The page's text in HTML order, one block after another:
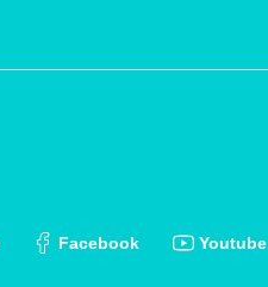
Facebook Youtube